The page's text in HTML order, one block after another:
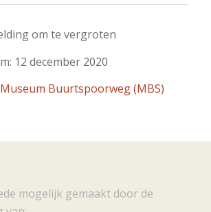
om te vergroten
12 december 2020
Museum Buurtspoorweg (MBS)
mogelijk gemaakt door de